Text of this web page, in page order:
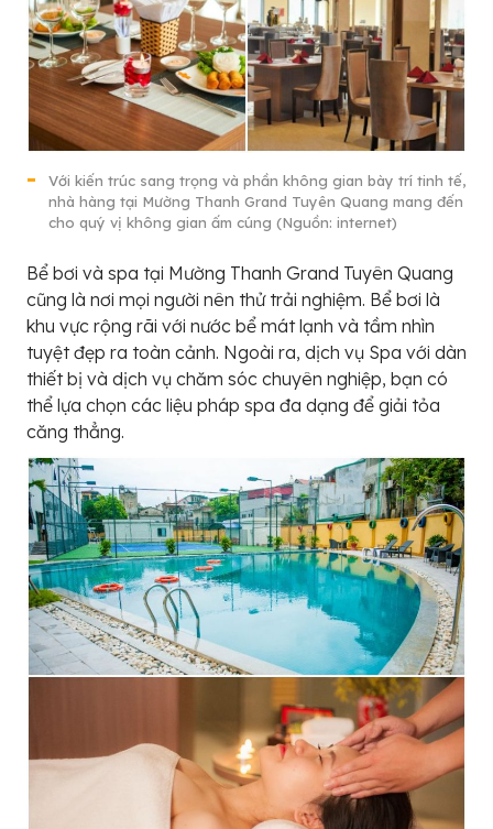
Với kiến trúc sang trọng và phần không gian bày trí tinh tế,
nhà hàng tại Mường Thanh Grand Tuyên Quang mang đến
cho quý vị không gian ấm cúng (Nguồn: internet)
Bể bơi và spa tại Mường Thanh Grand Tuyên Quang
cũng là nơi mọi người nên thử trải nghiệm. Bể bơi là
khu vực rộng rãi với nước bể mát lạnh và tầm nhìn
tuyệt đẹp ra toàn cảnh. Ngoài ra, dịch vụ Spa với dàn
thiết bị và dịch vụ chăm sóc chuyên nghiệp, bạn có
thể lựa chọn các liệu pháp spa đa dạng để giải tỏa
căng thẳng.